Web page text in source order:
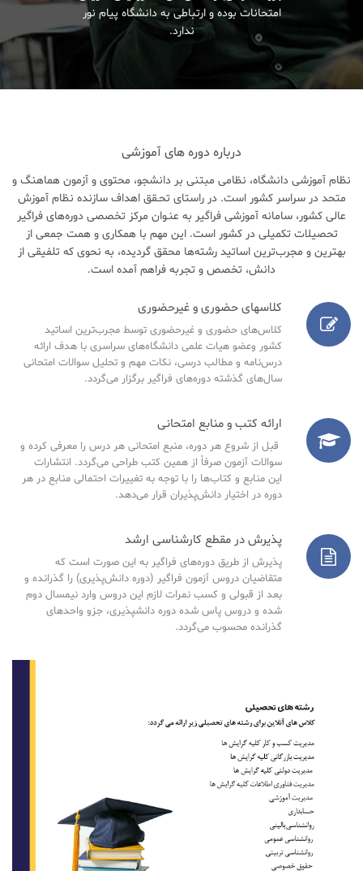
امتحانات بوده و ارتباطی به دانشگاه پیام نور
ندارد.
درباره دوره های آموزشی
نظام آموزشی دانشگاه، نظامی مبتنی بر دانشجو، محتوی و آزمون هماهنگ و
متحد در سراسر کشور است. در راستای تحـقق اهداف سازنده نظام آموزش
عالی کشور، سامانه آموزشی فراگیر به عنـوان مرکز تخصصی دوره‌های فراگیر
تحصیلات تکمیلی در کشور است. این مهم با همکاری و همت جمعی از
بهترین و مجرب‌ترین اساتید رشته‌ها محقق گردیده، به نحوی که تلفیقی از
دانش، تخصص و تجربه فراهم آمده است.
کلاسهای حضوری و غیرحضوری
کلاس‌های حضوری و غیرحضوری توسط مجرب‌ترین اساتید
کشور وعضو هیات علمی دانشگاه‌های سراسری با هدف ارائه
درس‌نامه‌ و مطالب درسی، نکات مهم و تحلیل سوالات امتحانی
سال‌های گذشته دوره‌های فراگیر برگزار می‌گردد.
ارائه کتب و منابع امتحانی
قبل از شروع هر دوره، منبع امتحانی هر درس را معرفی کرده و
سوالات آزمون صرفاً از همین کتب طراحی می‌گردد. انتشارات
این منابع و کتاب‌ها را با توجه به تغییرات احتمالی منابع در هر
دوره در اختیار دانش‌پذیران قرار می‌دهد.
پذیرش در مقطع کارشناسی ارشد
پذیرش از طریق دوره‌های فراگیر به این صورت است که
متقاضیان دروس آزمون فراگیر (دوره دانش‌پذیری) را گذرانده و
بعد از قبولی و کسب نمرات لازم این دروس وارد نیمسال دوم
شده و دروس پاس شده دوره دانشپذیری، جزو واحدهای
گذرانده محسوب می‌گردد.